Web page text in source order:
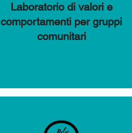
Laboratorio di valori e
comportamenti per gruppi
comunitari